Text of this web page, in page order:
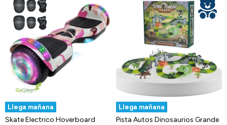
Llega mañana
Skate Electrico Hoverboard
Llega mañana
Pista Autos Dinosaurios Grande